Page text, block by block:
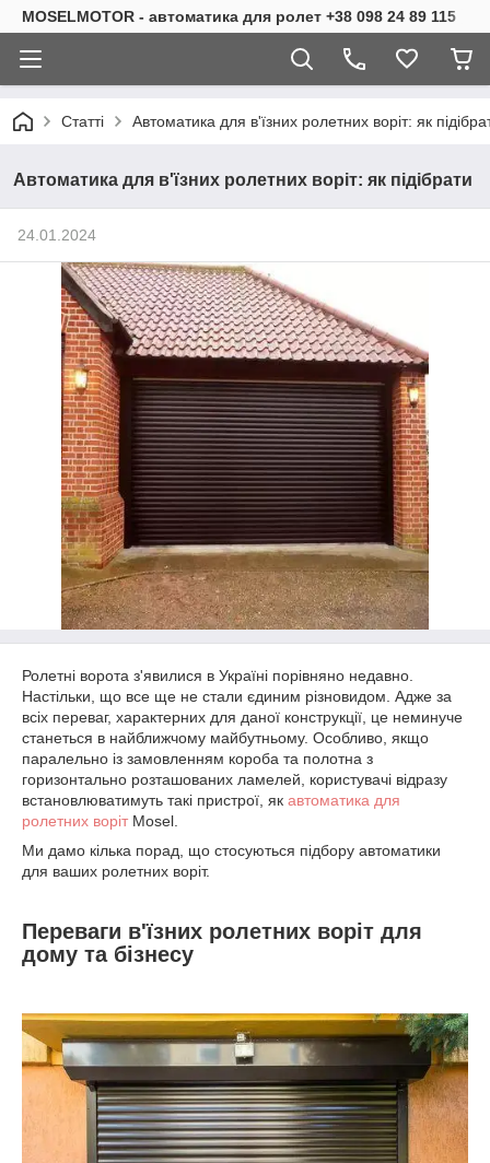
MOSELMOTOR - автоматика для ролет +38 098 24 89 115
Статті Автоматика для в'їзних ролетних воріт: як
Автоматика для в'їзних ролетних воріт: як підібрати
24.01.2024
Ролетні ворота з'явилися в Україні порівняно недавно.
Настільки, що все ще не стали єдиним різновидом. Адже за
всіх переваг, характерних для даної конструкції, це неминуче
станеться в найближчому майбутньому. Особливо, якщо
паралельно із замовленням короба та полотна з
горизонтально розташованих ламелей, користувачі відразу
встановлюватимуть такі пристрої, як автоматика для
ролетних воріт Mosel.
Ми дамо кілька порад, що стосуються підбору автоматики
для ваших ролетних воріт.
Переваги в'їзних ролетних воріт для
дому та бізнесу